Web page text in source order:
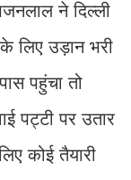
ने दिल्ली
लिए उड़ान भरी
पहुंचा तो
पट्टी पर उतार
कोई तैयारी